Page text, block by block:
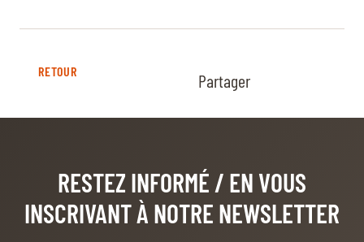
RETOUR Partager
RESTEZ INFORMÉ / EN VOUS
INSCRIVANT À NOTRE NEWSLETTER